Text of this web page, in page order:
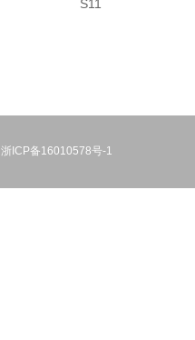
S11
浙ICP备16010578号-1